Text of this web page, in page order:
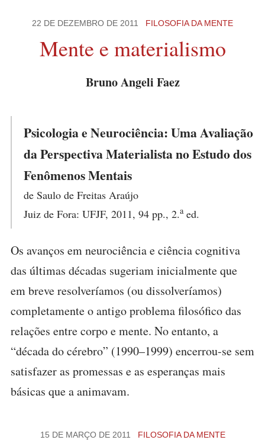
22 DE DEZEMBRO DE 2011 FILOSOFIA DA MENTE
Mente e materialismo
Bruno Angeli Faez
Psicologia e Neurociência: Uma Avaliação
da Perspectiva Materialista no Estudo dos
Fenômenos Mentais
de Saulo de Freitas Araújo
Juiz de Fora: UFJF, 2011, 94 pp., 2.aed.
Os avanços em neurociência e ciência cognitiva
das últimas décadas sugeriam inicialmente que
em breve resolveríamos (ou dissolveríamos)
completamente o antigo problema filosófico das
relações entre corpo e mente. No entanto, a
“década do cérebro” (1990–1999) encerrou-se sem
satisfazer as promessas e as esperanças mais
básicas que a animavam.
15 DE MARÇO DE 2011 FILOSOFIA DA MENTE